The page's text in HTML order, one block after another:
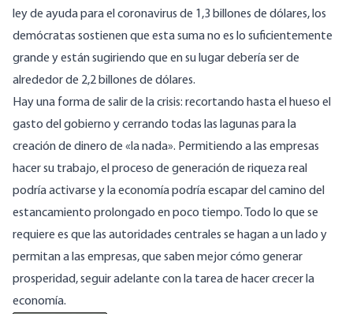
ley de ayuda para el coronavirus de 1,3 billones de dólares, los
demócratas sostienen que esta suma no es lo suficientemente
grande y están sugiriendo que en su lugar debería ser de
alrededor de 2,2 billones de dólares.
Hay una forma de salir de la crisis: recortando hasta el hueso el
gasto del gobierno y cerrando todas las lagunas para la
creación de dinero de «la nada». Permitiendo a las empresas
hacer su trabajo, el proceso de generación de riqueza real
podría activarse y la economía podría escapar del camino del
estancamiento prolongado en poco tiempo. Todo lo que se
requiere es que las autoridades centrales se hagan a un lado y
permitan a las empresas, que saben mejor cómo generar
prosperidad, seguir adelante con la tarea de hacer crecer la
economía.